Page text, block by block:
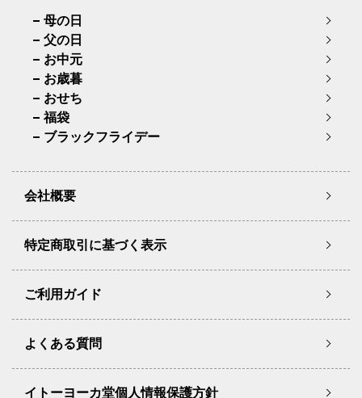
母の日
父の日
お中元
お歳暮
おせち
福袋
ブラックフライデー
会社概要
特定商取引に基づく表示
ご利用ガイド
よくある質問
イトーヨーカ堂個人情報保護方針